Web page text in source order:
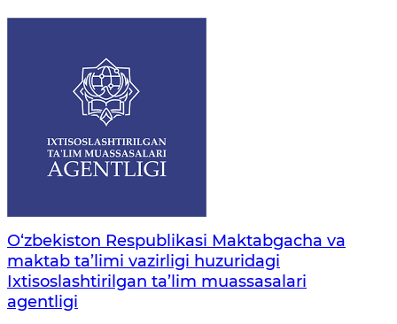
O‘zbekiston Respublikasi Maktabgacha va
maktab ta’limi vazirligi huzuridagi
Ixtisoslashtirilgan ta’lim muassasalari
agentligi